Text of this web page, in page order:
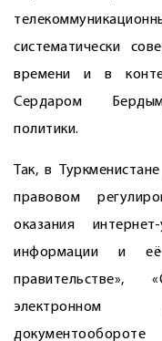
систематически
времени и в
Сердаром
политики.
Так, в
правовом
оказания
информации и
правительстве»,
электронном